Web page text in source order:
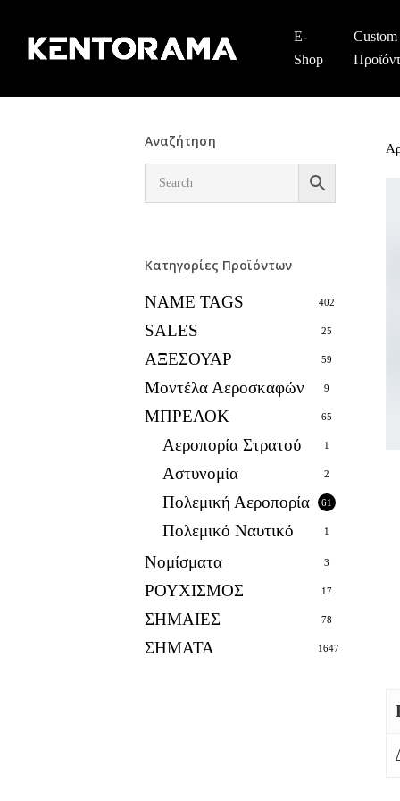
main
E-
Shop
Custom
Αναζήτηση
Κατηγορίες Προϊόντων
NAME TAGS 402
SALES 25
ΑΞΕΣΟΥΑΡ 59
Μοντέλα Αεροσκαφών 9
ΜΠΡΕΛΟΚ 65
Αεροπορία Στρατού 1
Αστυνομία 2
Πολεμική Αεροπορία 61
Πολεμικό Ναυτικό 1
Νομίσματα 3
ΡΟΥΧΙΣΜΟΣ 17
ΣΗΜΑΙΕΣ 78
ΣΗΜΑΤΑ 1647